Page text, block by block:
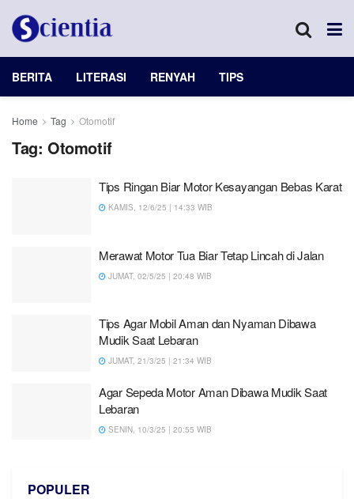
BERITA LITERASI RENYAH TIPS
Home Tag Otomotif
Tag: Otomotif
Tips Ringan Biar Motor Kesayangan Bebas Karat
KAMIS, 12/6/25 | 14:33 WIB
Merawat Motor Tua Biar Tetap Lincah di Jalan
JUMAT, 02/5/25 | 20:48 WIB
Tips Agar Mobil Aman dan Nyaman Dibawa
Mudik Saat Lebaran
JUMAT, 21/3/25 | 21:34 WIB
Agar Sepeda Motor Aman Dibawa Mudik Saat
Lebaran
SENIN, 10/3/25 | 20:55 WIB
POPULER